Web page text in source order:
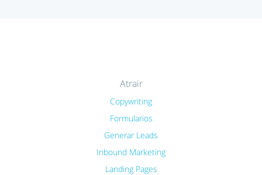
Atrair
Copywriting
Formularios
Generar Leads
Inbound Marketing
Landing Pages